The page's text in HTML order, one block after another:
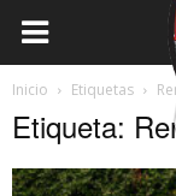
Inicio Etiquetas
Etiqueta: